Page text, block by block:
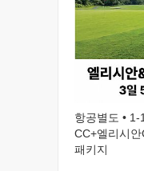
항공별도 •
CC+엘리시
패키지